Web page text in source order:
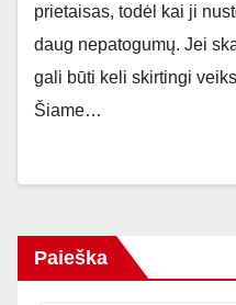
prietaisas, todėl kai ji
daug nepatogumų. Jei
gali būti keli skirtingi
Šiame…
Paieška